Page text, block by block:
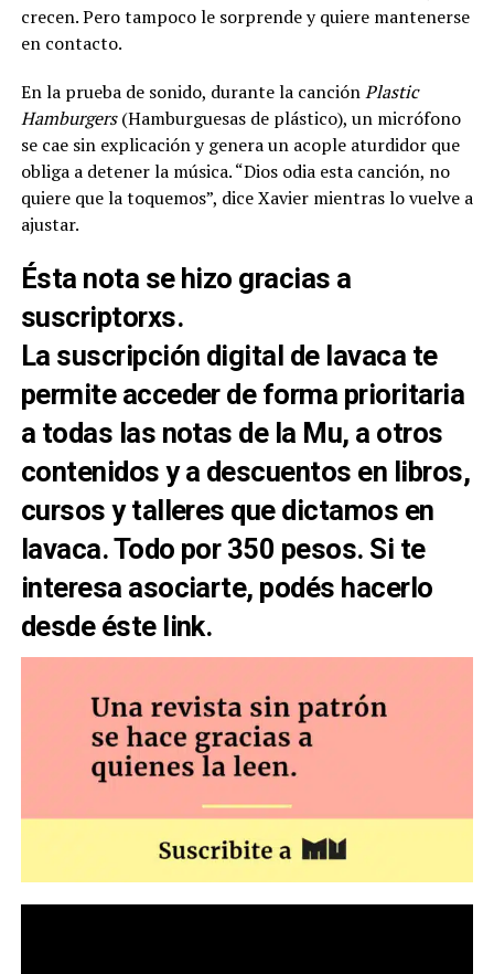
crecen. Pero tampoco le sorprende y quiere mantenerse
en contacto.
En la prueba de sonido, durante la canciónPlastic
Hamburgers(Hamburguesas de plástico), un micrófono
se cae sin explicación y genera un acople aturdidor que
obliga a detener la música. “Dios odia esta canción, no
quiere que la toquemos”, dice Xavier mientras lo vuelve a
ajustar.
Ésta nota se hizo gracias a
suscriptorxs.
La suscripción digital de lavaca te
permite acceder de forma prioritaria
a todas las notas de la Mu, a otros
contenidos y a descuentos en libros,
cursos y talleres que dictamos en
lavaca. Todo por 350 pesos. Si te
interesa asociarte, podés hacerlo
desde éste link.